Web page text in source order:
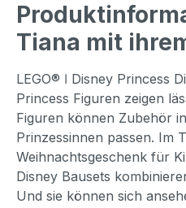
Tiana mit
LEGO® ǀ Disney Princess
Princess Figuren zeigen
Figuren können Zubehör
Prinzessinnen passen. Im
Weihnachtsgeschenk für
Disney Bausets
Und sie können sich